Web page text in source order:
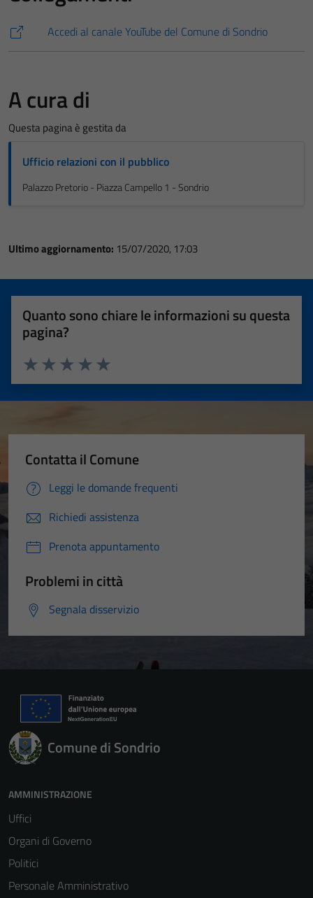
Accedi al canale YouTube del Comune di Sondrio
A cura di
Questa pagina è gestita da
Ufficio relazioni con il pubblico
Palazzo Pretorio - Piazza Campello 1 - Sondrio
Ultimo aggiornamento: 15/07/2020, 17:03
Quanto sono chiare le informazioni su questa
pagina?
Valuta 5 stelle su 5
Valuta 4 stelle su 5
Valuta 3 stelle su 5
Valuta 2 stelle su 5
Valuta 1 stelle su 5
Contatta il Comune
Leggi le domande frequenti
Richiedi assistenza
Prenota appuntamento
Problemi in città
Segnala disservizio
Comune di Sondrio
AMMINISTRAZIONE
Uffici
Organi di Governo
Politici
Personale Amministrativo